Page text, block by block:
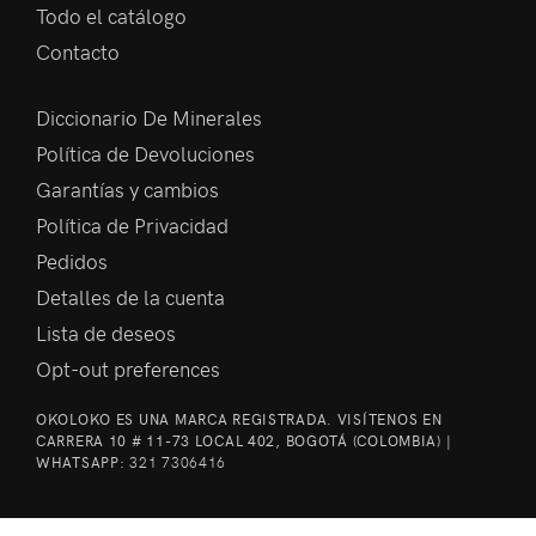
Todo el catálogo
Contacto
Diccionario De Minerales
Política de Devoluciones
Garantías y cambios
Política de Privacidad
Pedidos
Detalles de la cuenta
Lista de deseos
Opt-out preferences
OKOLOKO ES UNA MARCA REGISTRADA. VISÍTENOS EN
CARRERA 10 # 11-73 LOCAL 402, BOGOTÁ (COLOMBIA) |
WHATSAPP:321 7306416